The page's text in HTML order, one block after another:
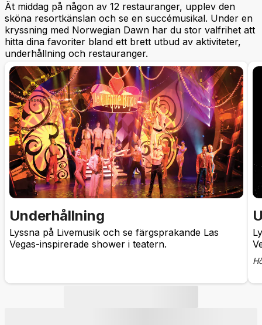
Ät middag på någon av 12 restauranger, upplev den
sköna resortkänslan och se en succémusikal. Under en
kryssning med Norwegian Dawn har du stor valfrihet att
hitta dina favoriter bland ett brett utbud av aktiviteter,
underhållning och restauranger.
Underhållning
Lyssna på Livemusik och se färgsprakande Las
Vegas-inspirerade shower i teatern.